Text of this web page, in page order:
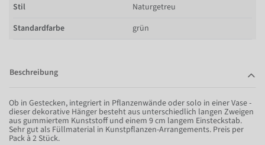
Stil
Naturgetreu
Standardfarbe
grün
Beschreibung
Ob in Gestecken, integriert in Pflanzenwände oder solo in einer Vase -
dieser dekorative Hänger besteht aus unterschiedlich langen Zweigen
aus gummiertem Kunststoff und einem 9 cm langem Einsteckstab.
Sehr gut als Füllmaterial in Kunstpflanzen-Arrangements. Preis per
Pack à 2 Stück.